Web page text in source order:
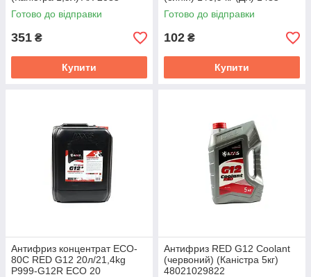
Готово до відправки
351 ₴
Купити
Готово до відправки
102 ₴
Купити
Антифриз концентрат ECO-
80C RED G12 20л/21,4kg
P999-G12R ECO 20
Антифриз RED G12 Сoolant
(червоний) (Каністра 5кг)
48021029822